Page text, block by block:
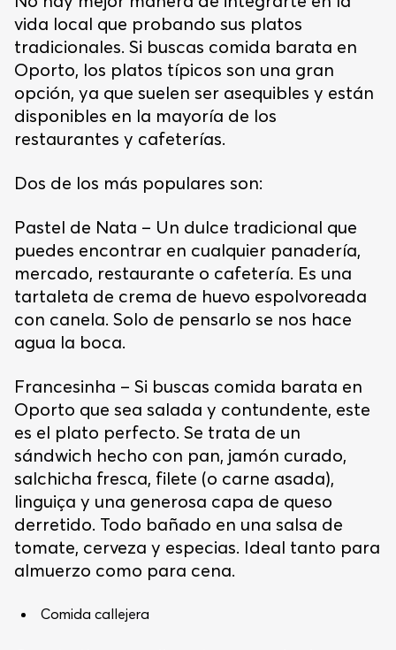
vida local que probando sus platos
tradicionales. Si buscas comida barata en
Oporto, los platos típicos son una gran
opción, ya que suelen ser asequibles y están
disponibles en la mayoría de los
restaurantes y cafeterías.
Dos de los más populares son:
Pastel de Nata – Un dulce tradicional que
puedes encontrar en cualquier panadería,
mercado, restaurante o cafetería. Es una
tartaleta de crema de huevo espolvoreada
con canela. Solo de pensarlo se nos hace
agua la boca.
Francesinha – Si buscas comida barata en
Oporto que sea salada y contundente, este
es el plato perfecto. Se trata de un
sándwich hecho con pan, jamón curado,
salchicha fresca, filete (o carne asada),
linguiça y una generosa capa de queso
derretido. Todo bañado en una salsa de
tomate, cerveza y especias. Ideal tanto para
almuerzo como para cena.
Comida callejera